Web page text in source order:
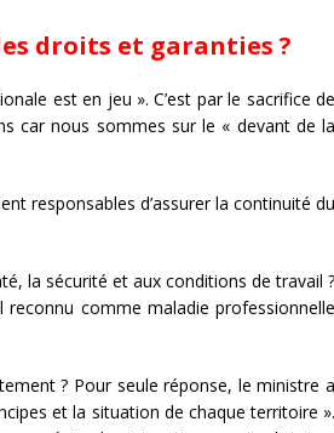
droits et garanties ?
est en jeu ». C’est par le sacrifice de
car nous sommes sur le « devant de la
responsables d’assurer la continuité du
la sécurité et aux conditions de travail ?
comme maladie professionnelle
? Pour seule réponse, le ministre a
et la situation de chaque territoire ».